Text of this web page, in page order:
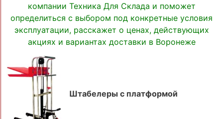
компании Техника Для Склада и поможет
определиться с выбором под конкретные условия
эксплуатации, расскажет о ценах, действующих
акциях и вариантах доставки в Воронеже
Штабелеры с платформой